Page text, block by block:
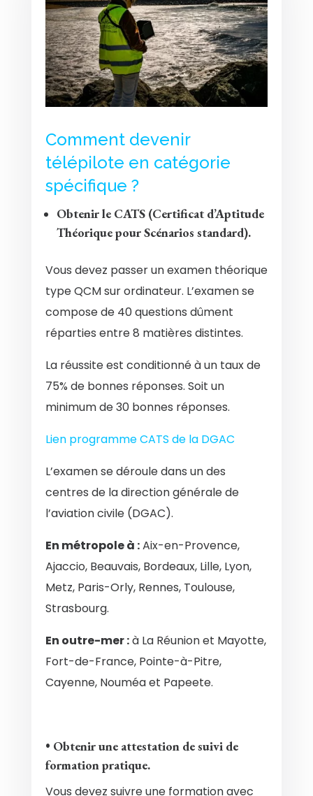
Comment devenir
télépilote en catégorie
spécifique ?
Obtenir le CATS (Certificat d’Aptitude
Théorique pour Scénarios standard).
Vous devez passer un examen théorique
type QCM sur ordinateur. L’examen se
compose de 40 questions dûment
réparties entre 8 matières distintes.
La réussite est conditionné à un taux de
75% de bonnes réponses. Soit un
minimum de 30 bonnes réponses.
Lien programme CATS de la DGAC
L’examen se déroule dans un des
centres de la direction générale de
l’aviation civile (DGAC).
En métropole à :Aix-en-Provence,
Ajaccio, Beauvais, Bordeaux, Lille, Lyon,
Metz, Paris-Orly, Rennes, Toulouse,
Strasbourg.
En outre-mer :à La Réunion et Mayotte,
Fort-de-France, Pointe-à-Pitre,
Cayenne, Nouméa et Papeete.
• Obtenir une attestation de suivi de
formation pratique.
Vous devez suivre une formation avec